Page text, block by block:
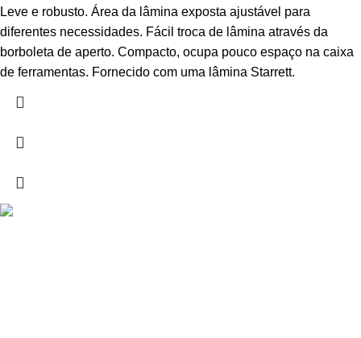
Leve e robusto. Área da lâmina exposta ajustável para
diferentes necessidades. Fácil troca de lâmina através da
borboleta de aperto. Compacto, ocupa pouco espaço na caixa
de ferramentas. Fornecido com uma lâmina Starrett.